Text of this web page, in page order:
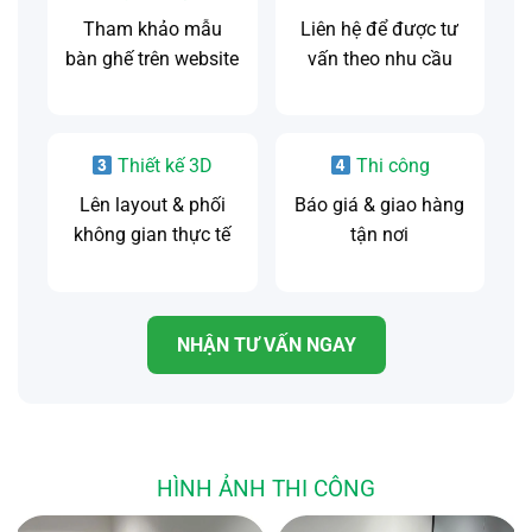
Mua Nội thất văn phòng giá tốt, dịch vụ tốt nhất
chỉ có tại Nội Thất SG
Số lượng hàng có sẵn giao ngay trong ngày. Đối với sản
phẩm làm theo yêu cầu thời gian sản xuất 2-3 ngày sau
khi nhận đặt cọc.
Tư vấn thiết kế và setup văn phòng miễn phí.
Tham khảo mẫu
bàn ghế trên website
Liên hệ để được tư
vấn theo nhu cầu
Thiết kế 3D
Lên layout & phối
không gian thực tế
Thi công
Báo giá & giao hàng
tận nơi
NHẬN TƯ VẤN NGAY
HÌNH ẢNH THI CÔNG